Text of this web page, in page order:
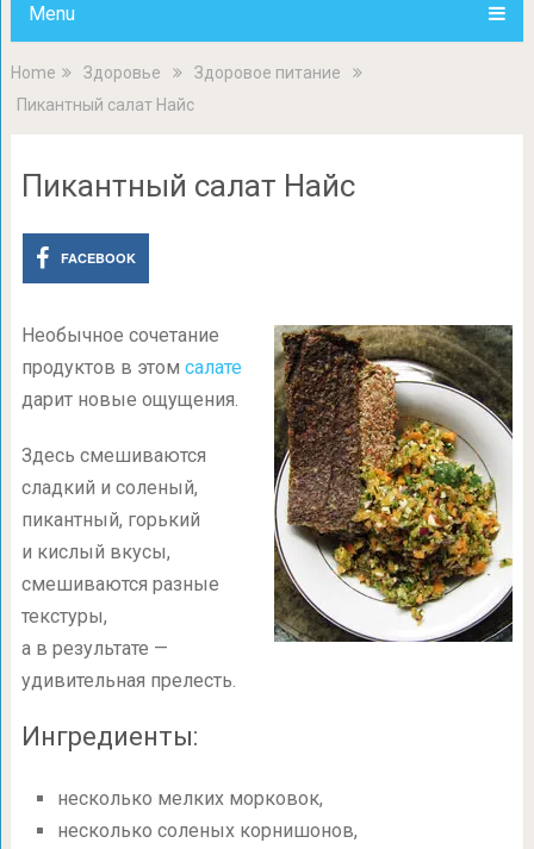
Menu
Home Здоровье
Здоровое питание
Пикантный салат Найс
Пикантный салат Найс
FACEBOOK
Необычное сочетание
продуктов в этом салате
дарит новые ощущения.
Здесь смешиваются
сладкий и соленый,
пикантный, горький
и кислый вкусы,
смешиваются разные
текстуры,
а в результате —
удивительная прелесть.
Ингредиенты:
несколько мелких морковок,
несколько соленых корнишонов,